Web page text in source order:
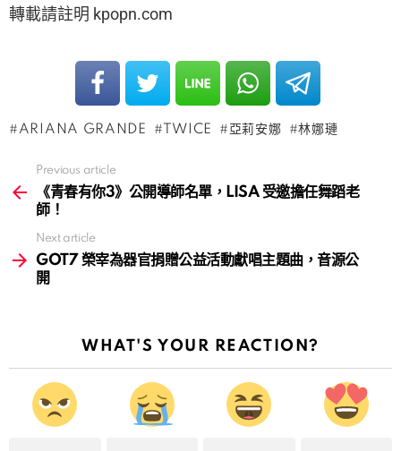
轉載請註明 kpopn.com
ARIANA GRANDE TWICE 亞莉安娜 林娜璉
more
Previous article
《青春有你3》公開導師名單，LISA 受邀擔任舞蹈老
師！
Next article
GOT7 榮宰為器官捐贈公益活動獻唱主題曲，音源公
開
WHAT'S YOUR REACTION?